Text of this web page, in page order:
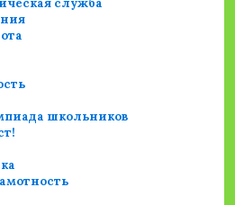
служба
школьников